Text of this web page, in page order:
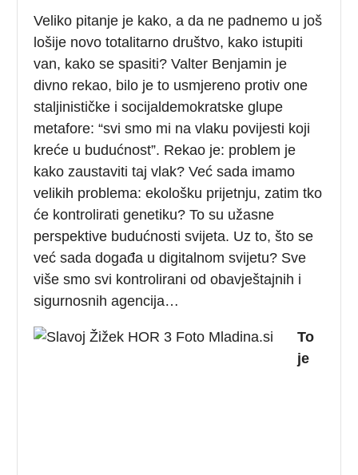
Veliko pitanje je kako, a da ne padnemo u još
lošije novo totalitarno društvo, kako istupiti
van, kako se spasiti? Valter Benjamin je
divno rekao, bilo je to usmjereno protiv one
staljinističke i socijaldemokratske glupe
metafore: “svi smo mi na vlaku povijesti koji
kreće u budućnost”. Rekao je: problem je
kako zaustaviti taj vlak? Već sada imamo
velikih problema: ekološku prijetnju, zatim tko
će kontrolirati genetiku? To su užasne
perspektive budućnosti svijeta. Uz to, što se
već sada događa u digitalnom svijetu? Sve
više smo svi kontrolirani od obavještajnih i
sigurnosnih agencija…
To
je